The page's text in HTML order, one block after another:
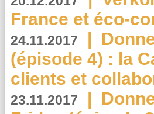
France et éco-
24.11.2017 |
(épisode 4) : la
clients et
23.11.2017 |